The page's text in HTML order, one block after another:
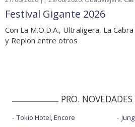
Festival Gigante 2026
Con La M.O.D.A., Ultraligera, La
y Repion entre otros
PRO. NOVEDADES
Tokio Hotel, Encore